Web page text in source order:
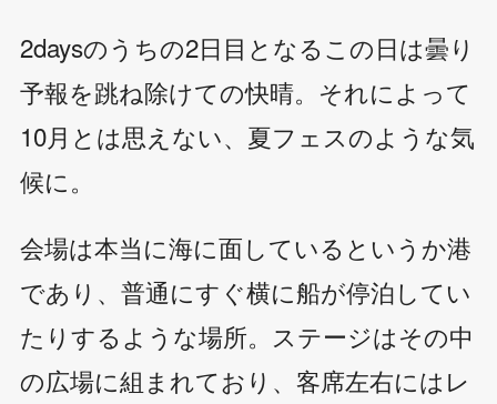
2daysのうちの2日目となるこの日は曇り
予報を跳ね除けての快晴。それによって
10月とは思えない、夏フェスのような気
候に。
会場は本当に海に面しているというか港
であり、普通にすぐ横に船が停泊してい
たりするような場所。ステージはその中
の広場に組まれており、客席左右にはレ